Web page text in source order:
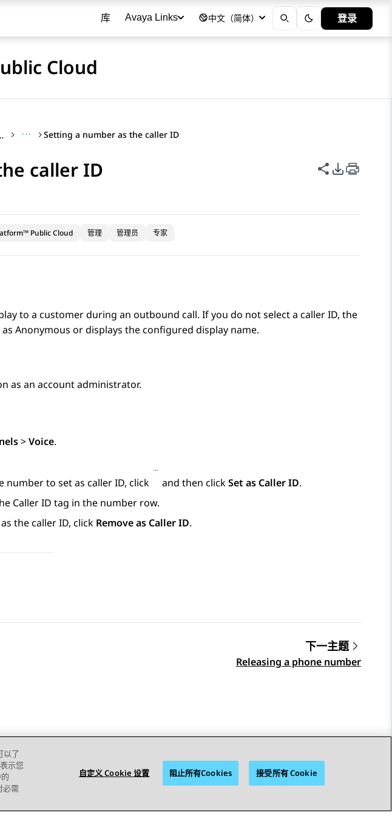
库 Avaya Links 中文（简体） 登录
Cloud
Public Cloud ··· Setting a number as the caller ID
caller ID 共享此页面
PDF 导出
Public Cloud 管理 管理员 专家
to a customer during an outbound call. If you do not select a caller ID, the
Anonymous or displays the configured display name.
as an account administrator.
>Voice.
number to set as caller ID, click and then clickSet as Caller ID.
Caller ID tag in the number row.
the caller ID, click Remove as Caller ID.
下一主题
Releasing a phone number
以了
示您
必需
自定义 Cookie 设置 阻止所有Cookies 接受所有 Cookie